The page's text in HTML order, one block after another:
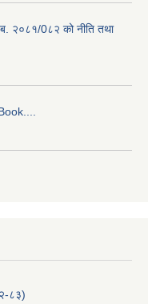
२०८१/0८२ को नीति तथा
८३)